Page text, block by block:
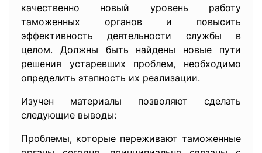
качественно новый уровень работу
таможенных органов и повысить
эффективность деятельности службы в
целом. Должны быть найдены новые пути
решения устаревших проблем, необходимо
определить этапность их реализации.
Изучен материалы позволяют сделать
следующие выводы:
Проблемы, которые переживают таможенные